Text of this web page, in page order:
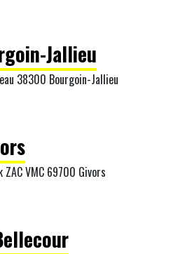
Jallieu
38300 Bourgoin-Jallieu
ZAC VMC 69700 Givors